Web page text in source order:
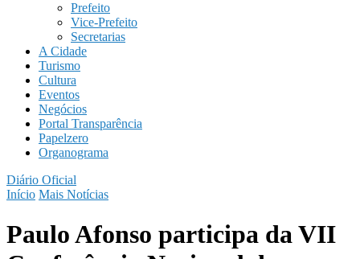
Prefeito
Vice-Prefeito
Secretarias
A Cidade
Turismo
Cultura
Eventos
Negócios
Portal Transparência
Papelzero
Organograma
Diário Oficial
Início Mais Notícias
Paulo Afonso participa da VII